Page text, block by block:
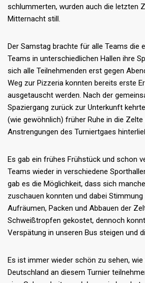
schlummerten, wurden auch die letzten
Mitternacht still.
Der Samstag brachte für alle Teams die
Teams in unterschiedlichen Hallen ihre
sich alle Teilnehmenden erst gegen
Weg zur Pizzeria konnten bereits erste
ausgetauscht werden. Nach der
Spaziergang zurück zur Unterkunft
(wie gewöhnlich) früher Ruhe in die Zelte
Anstrengungen des Turniertgaes
Es gab ein frühes Frühstück und schon
Teams wieder in verschiedene
gab es die Möglichkeit, dass sich
zuschauen konnten und dabei Stimmung
Aufräumen, Packen und Abbauen der
Schweißtropfen gekostet, dennoch
Verspätung in unseren Bus steigen und
Es ist immer wieder schön zu sehen,
Deutschland an diesem Turnier